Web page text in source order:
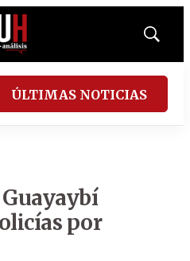
Mostrar
ÚLTIMAS NOTICIAS
por